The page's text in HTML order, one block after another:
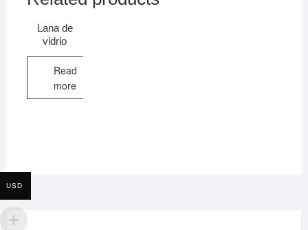
Lana de
vidrio
Read
more
USD